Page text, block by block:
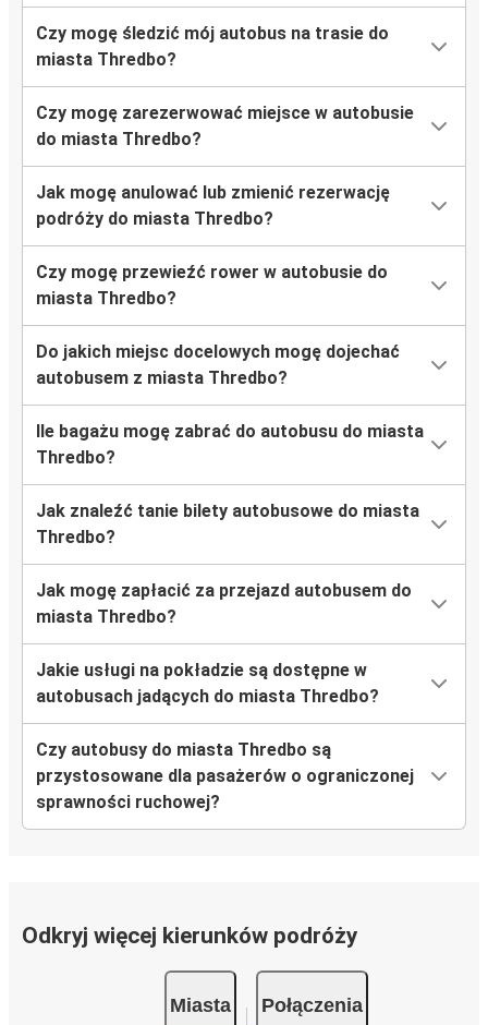
Czy mogę śledzić mój autobus na trasie do
miasta Thredbo?
Czy mogę zarezerwować miejsce w autobusie
do miasta Thredbo?
Jak mogę anulować lub zmienić rezerwację
podróży do miasta Thredbo?
Czy mogę przewieźć rower w autobusie do
miasta Thredbo?
Do jakich miejsc docelowych mogę dojechać
autobusem z miasta Thredbo?
Ile bagażu mogę zabrać do autobusu do miasta
Thredbo?
Jak znaleźć tanie bilety autobusowe do miasta
Thredbo?
Jak mogę zapłacić za przejazd autobusem do
miasta Thredbo?
Jakie usługi na pokładzie są dostępne w
autobusach jadących do miasta Thredbo?
Czy autobusy do miasta Thredbo są
przystosowane dla pasażerów o ograniczonej
sprawności ruchowej?
Odkryj więcej kierunków podróży
Miasta Połączenia